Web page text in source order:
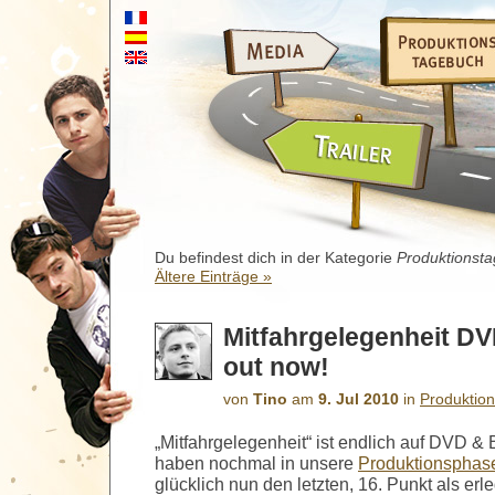
Du befindest dich in der Kategorie
Ältere Einträge »
Mitfahrgelegenheit
out now!
von Tino am 9. Jul 2010 in
„Mitfahrgelegenheit“ ist endlich auf DVD &
haben nochmal in unsere
glücklich nun den letzten, 16. Punkt als